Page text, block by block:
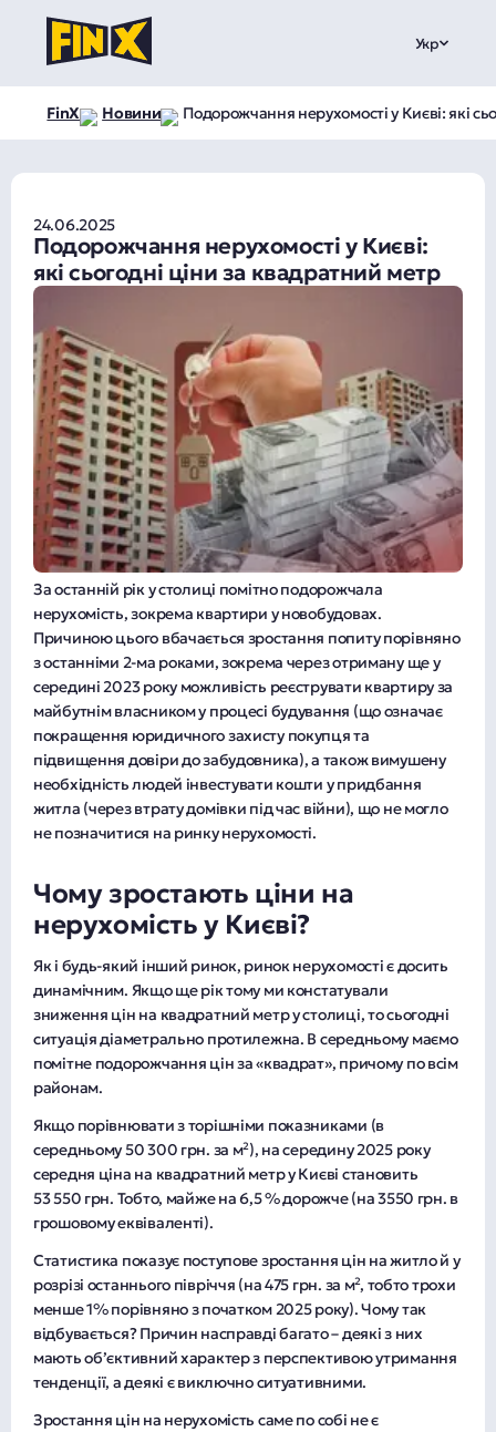
Укр
FinX Новини Подорожчання нерухомості у Києві: які
24.06.2025
Подорожчання нерухомості у Києві:
які сьогодні ціни за квадратний метр
За останній рік у столиці помітно подорожчала
нерухомість, зокрема квартири у новобудовах.
Причиною цього вбачається зростання попиту порівняно
з останніми 2-ма роками, зокрема через отриману ще у
середині 2023 року можливість реєструвати квартиру за
майбутнім власником у процесі будування (що означає
покращення юридичного захисту покупця та
підвищення довіри до забудовника), а також вимушену
необхідність людей інвестувати кошти у придбання
житла (через втрату домівки під час війни), що не могло
не позначитися на ринку нерухомості.
Чому зростають ціни на
нерухомість у Києві?
Як і будь-який інший ринок, ринок нерухомості є досить
динамічним. Якщо ще рік тому ми констатували
зниження цін на квадратний метр у столиці, то сьогодні
ситуація діаметрально протилежна. В середньому маємо
помітне подорожчання цін за «квадрат», причому по всім
районам.
Якщо порівнювати з торішніми показниками (в
середньому 50 300 грн. за м²), на середину 2025 року
середня ціна на квадратний метр у Києві становить
53 550 грн. Тобто, майже на 6,5 % дорожче (на 3550 грн. в
грошовому еквіваленті).
Статистика показує поступове зростання цін на житло й у
розрізі останнього півріччя (на 475 грн. за м², тобто трохи
менше 1% порівняно з початком 2025 року). Чому так
відбувається? Причин насправді багато – деякі з них
мають об’єктивний характер з перспективою утримання
тенденції, а деякі є виключно ситуативними.
Зростання цін на нерухомість саме по собі не є